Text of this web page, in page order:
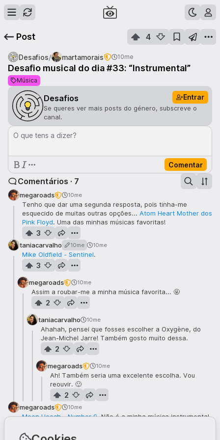
Post 4
Desafios/ martamorais 10me
Desafio musical do dia #33: “Instrumental”
Música
Desafios Entrar
Se queres ver mais posts do género, subscreve o
canal.
O que tens a dizer?
Comentar
Comentários · 7
megaroads 10me
Tenho que dar uma segunda resposta, pois tinha-me
esquecido de muitas outras opções... Atom Heart Mother dos
Pink Floyd. Uma das minhas músicas favoritas!
3
taniacarvalho 10me 10me
Mike Oldfield - Sentinel.
3
megaroads 10me
Assim a roubar-me a minha música favorita... 🤬
2
taniacarvalho 10me
Ahahah, pensei que fosses escolher a Oxygène, do
Jean-Michel Jarre! Também gosto muito dessa.
2
megaroads 10me
Ah! Também seria uma excelente escolha. Vou
reouvir. 🙂
2
megaroads 10me
Moon Hooch - Number 9. Não é a minha música instrumental
2